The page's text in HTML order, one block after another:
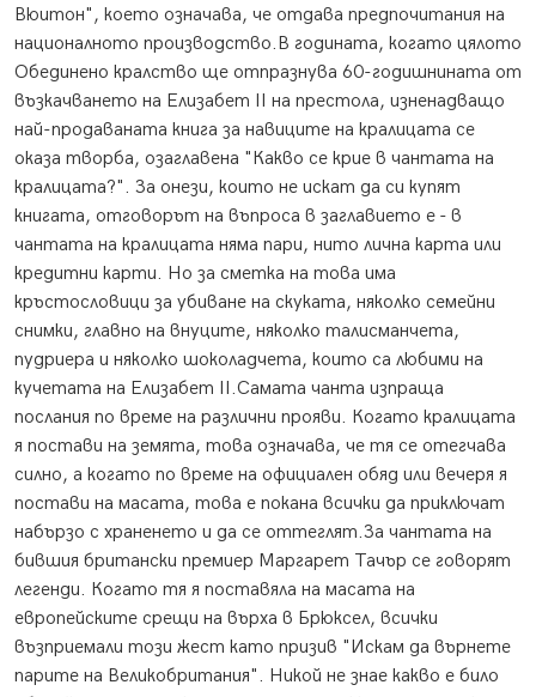
Вюитон", което означава, че отдава предпочитания на
националното производство.В годината, когато цялото
Обединено кралство ще отпразнува 60-годишнината от
възкачването на Елизабет II на престола, изненадващо
най-продаваната книга за навиците на кралицата се
оказа творба, озаглавена "Какво се крие в чантата на
кралицата?". За онези, които не искат да си купят
книгата, отговорът на въпроса в заглавието е - в
чантата на кралицата няма пари, нито лична карта или
кредитни карти. Но за сметка на това има
кръстословици за убиване на скуката, няколко семейни
снимки, главно на внуците, няколко талисманчета,
пудриера и няколко шоколадчета, които са любими на
кучетата на Елизабет II.Самата чанта изпраща
послания по време на различни прояви. Когато кралицата
я постави на земята, това означава, че тя се отегчава
силно, а когато по време на официален обяд или вечеря я
постави на масата, това е покана всички да приключат
набързо с храненето и да се оттеглят.За чантата на
бившия британски премиер Маргарет Тачър се говорят
легенди. Когато тя я поставяла на масата на
европейските срещи на върха в Брюксел, всички
възприемали този жест като призив "Искам да върнете
парите на Великобритания". Никой не знае какво е било